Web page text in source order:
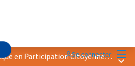
Se connecter
Prix &quot;Bonne Pratique en Participation Citoyenne&quot; 2023